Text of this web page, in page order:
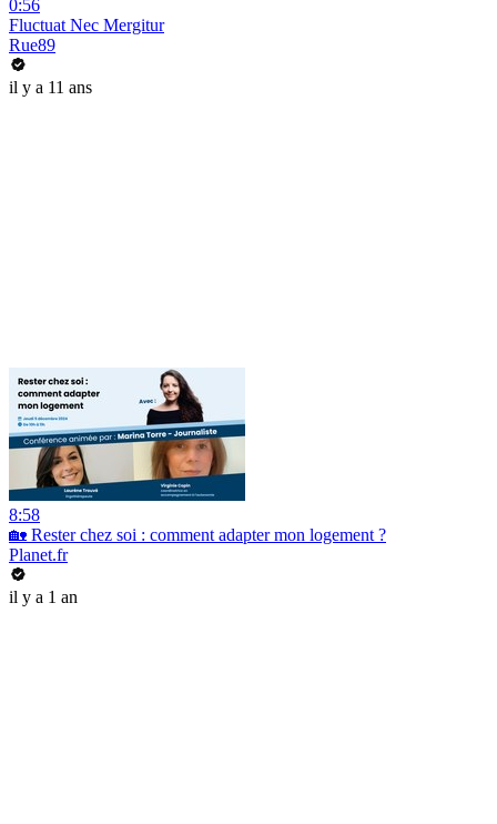
0:56
Fluctuat Nec Mergitur
Rue89
il y a 11 ans
8:58
🏡 Rester chez soi : comment adapter mon logement ?
Planet.fr
il y a 1 an